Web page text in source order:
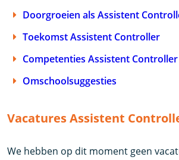
Doorgroeien als Assistent
Toekomst Assistent Controller
Competenties Assistent Controller
Omschoolsuggesties
Vacatures Assistent
We hebben op dit moment geen